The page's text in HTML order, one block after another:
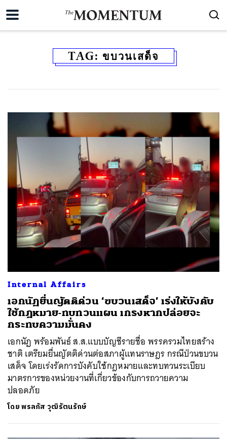
TAG: ขบวนเสด็จ
Internal Affairs
เอกนัฏยื่นญัตติด่วน ‘ขบวนเสด็จ’ เร่งให้บังคับ
ใช้กฎหมาย-ทบทวนแผน เกรงหากปล่อยจะ
กระทบความมั่นคง
เอกนัฏ พร้อมพันธ์​ ส.ส.แบบบัญชีรายชื่อ พรรครวมไทยสร้าง
ชาติ เตรียมยื่นญัตติด่วนต่อสภาผู้แทนราษฎร กรณีป่วนขบวน
เสด็จ โดยเร่งรัดการบังคับใช้กฎหมายและทบทวนระเบียบ
มาตรการของหน่วยงานที่เกี่ยวข้องกับการถวายความ
ปลอดภัย
โดยพรลภัส วุฒิรัตนรักษ์